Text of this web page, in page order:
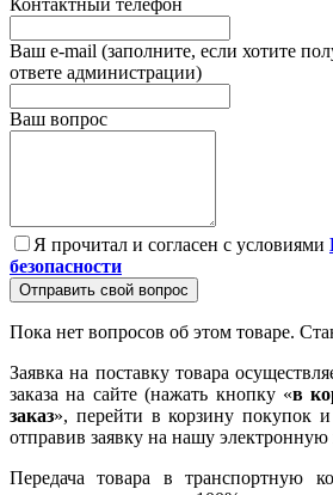
Контактный телефон
Ваш e-mail (заполните, если хотите
ответе администрации)
Ваш вопрос
Я прочитал и согласен с условиями
безопасности
Отправить свой вопрос
Пока нет вопросов об этом товаре.
Заявка на поставку товара
заказа на сайте (нажать кнопку «в
заказ», перейти в корзину покупок
отправив заявку на нашу электронную
Передача товара в транспортную